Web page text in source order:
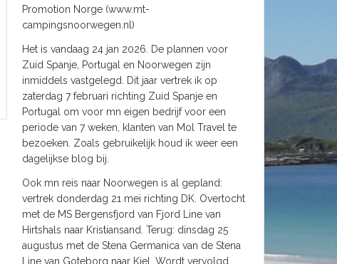
Promotion Norge (www.mt-
campingsnoorwegen.nl)
Het is vandaag 24 jan 2026. De plannen voor
Zuid Spanje, Portugal en Noorwegen zijn
inmiddels vastgelegd. Dit jaar vertrek ik op
zaterdag 7 februari richting Zuid Spanje en
Portugal om voor mn eigen bedrijf voor een
periode van 7 weken, klanten van Mol Travel te
bezoeken. Zoals gebruikelijk houd ik weer een
dagelijkse blog bij.
Ook mn reis naar Noorwegen is al gepland:
vertrek donderdag 21 mei richting DK. Overtocht
met de MS Bergensfjord van Fjord Line van
Hirtshals naar Kristiansand. Terug: dinsdag 25
augustus met de Stena Germanica van de Stena
Line van Goteborg naar Kiel. Wordt vervolgd.